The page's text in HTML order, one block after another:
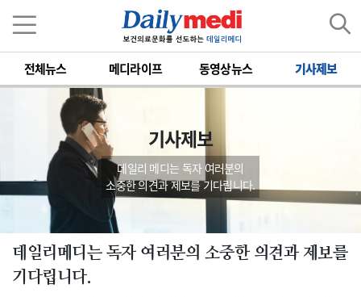
전체뉴스 메디라이프 동영상뉴스 기사제보
기사제보
데일리 메디는 독자 여러분의
소중한 의견과 제보를 기다립니다.
데일리메디는 독자 여러분의 소중한 의견과 제보를
기다립니다.